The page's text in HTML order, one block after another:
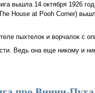
вышла 14 октября 1926
House at Pooh Corner)
пыхтелок и ворчалок с
Ведь она еще никому и